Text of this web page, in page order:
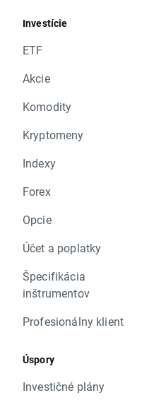
Investície
ETF
Akcie
Komodity
Kryptomeny
Indexy
Forex
Opcie
Účet a poplatky
Špecifikácia
inštrumentov
Profesionálny klient
Úspory
Investičné plány